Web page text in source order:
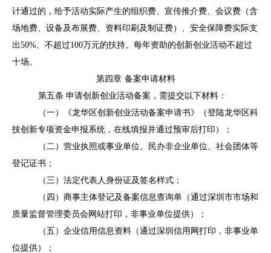
计通过的，给予活动实际产生的组织费、宣传推介费、会议费（含
场地费、设备及布展费、资料印刷及制证费）、安全保障费实际支
出50%、不超过100万元的扶持。每年资助的创新创业活动不超过
十场。
第四章 备案申请材料
第五条 申请创新创业活动备案，需提交以下材料：
（一）《龙华区创新创业活动备案申请书》
（登陆龙华区科
技创新专项资金申报系统，在线填报并通过预审后打印）
；
（二）营业执照或事业单位、民办非企业单位、社会团体等
登记证书；
（三） 法定代表人身份证及签名样式；
（四） 商事主体登记及备案信息查询单（通过深圳市市场和
质量监督管理委员会网站打印 ，非事业单位提供）
；
（五） 企业信用信息资料（通过深圳信用网打印，非事业单
位提供）；